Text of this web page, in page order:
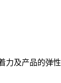
力及产品的弹性